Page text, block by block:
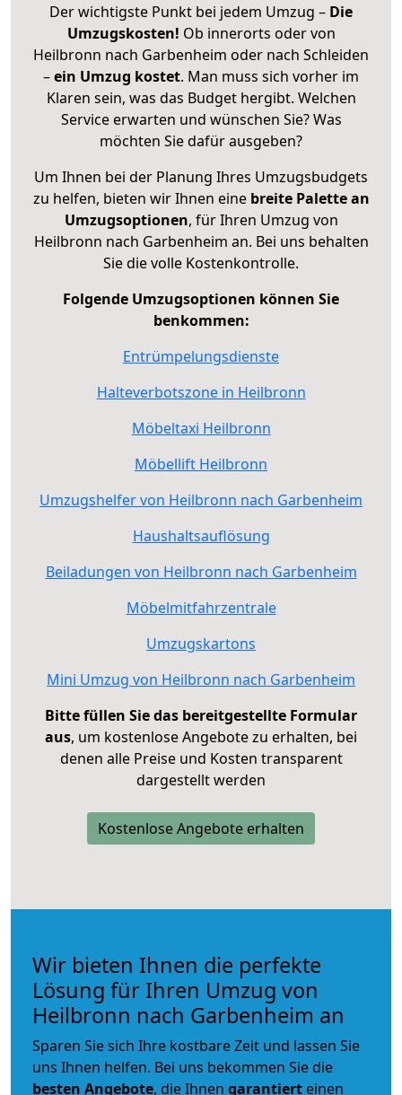
Der wichtigste Punkt bei jedem Umzug – Die
Umzugskosten! Ob innerorts oder von
Heilbronn nach Garbenheim oder nach Schleiden
–ein Umzug kostet. Man muss sich vorher im
Klaren sein, was das Budget hergibt. Welchen
Service erwarten und wünschen Sie? Was
möchten Sie dafür ausgeben?
Um Ihnen bei der Planung Ihres Umzugsbudgets
zu helfen, bieten wir Ihnen eine breite Palette an
Umzugsoptionen, für Ihren Umzug von
Heilbronn nach Garbenheim an. Bei uns behalten
Sie die volle Kostenkontrolle.
Folgende Umzugsoptionen können Sie
benkommen:
Entrümpelungsdienste
Halteverbotszone in Heilbronn
Möbeltaxi Heilbronn
Möbellift Heilbronn
Umzugshelfer von Heilbronn nach Garbenheim
Haushaltsauflösung
Beiladungen von Heilbronn nach Garbenheim
Möbelmitfahrzentrale
Umzugskartons
Mini Umzug von Heilbronn nach Garbenheim
Bitte füllen Sie das bereitgestellte Formular
aus, um kostenlose Angebote zu erhalten, bei
denen alle Preise und Kosten transparent
dargestellt werden
Kostenlose Angebote erhalten
Wir bieten Ihnen die perfekte
Lösung für Ihren Umzug von
Heilbronn nach Garbenheim an
Sparen Sie sich Ihre kostbare Zeit und lassen Sie
uns Ihnen helfen. Bei uns bekommen Sie die
besten Angebote, die Ihnen garantiert einen